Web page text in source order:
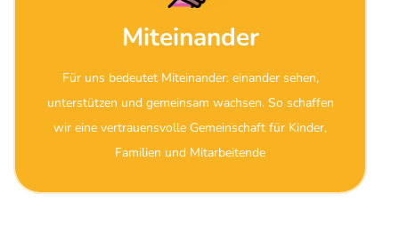
Miteinander
Für uns bedeutet Miteinander: einander sehen,
unterstützen und gemeinsam wachsen. So schaffen
wir eine vertrauensvolle Gemeinschaft für Kinder,
Familien und Mitarbeitende